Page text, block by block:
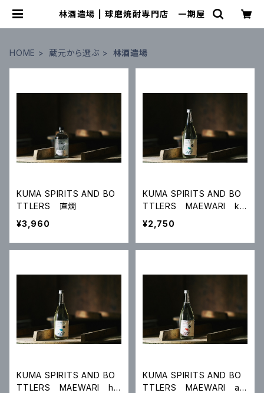
林酒造場 | 球磨焼酎専門店 一期屋
HOME 蔵元から選ぶ 林酒造場
KUMA SPIRITS AND BO
TTLERS 直燗
¥3,960
KUMA SPIRITS AND BO
TTLERS MAEWARI ku
routo(ｸﾛｳﾄ）
¥2,750
KUMA SPIRITS AND BO
TTLERS MAEWARI ha
KUMA SPIRITS AND BO
TTLERS MAEWARI ar